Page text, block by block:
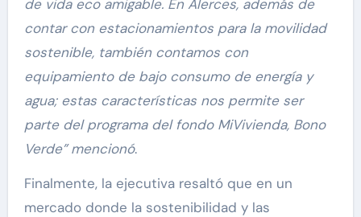
de vida eco amigable. En Alerces, además de
contar con estacionamientos para la movilidad
sostenible, también contamos con
equipamiento de bajo consumo de energía y
agua; estas características nos permite ser
parte del programa del fondo MiVivienda, Bono
Verde” mencionó.
Finalmente, la ejecutiva resaltó que en un
mercado donde la sostenibilidad y las